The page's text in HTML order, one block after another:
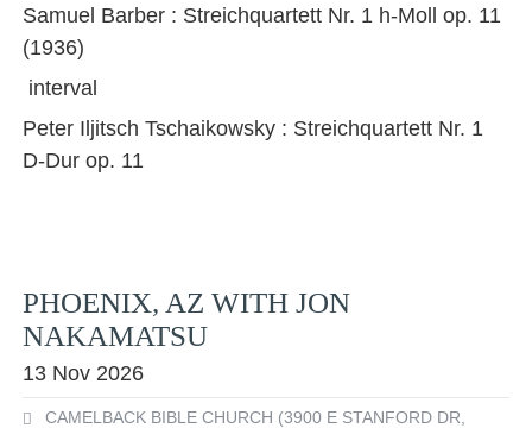
Samuel Barber : Streichquartett Nr. 1 h-Moll op. 11
(1936)
interval
Peter Iljitsch Tschaikowsky : Streichquartett Nr. 1
D-Dur op. 11
PHOENIX, AZ WITH JON
NAKAMATSU
13 Nov 2026
CAMELBACK BIBLE CHURCH (3900 E STANFORD DR,